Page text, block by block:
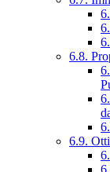
6.8.
6.9.